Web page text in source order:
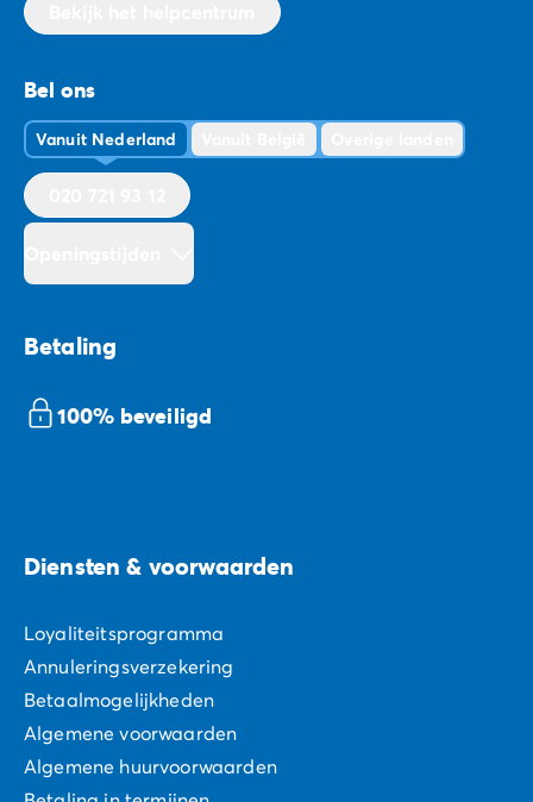
Bel ons
Vanuit Nederland
Betaling
100% beveiligd
Diensten & voorwaarden
Loyaliteitsprogramma
Annuleringsverzekering
Betaalmogelijkheden
Algemene voorwaarden
Algemene huurvoorwaarden